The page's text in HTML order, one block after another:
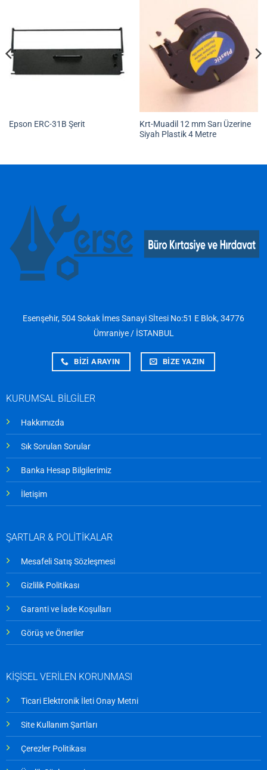
Epson ERC-31B Şerit
Krt-Muadil 12 mm Sarı Üzerine
Siyah Plastik 4 Metre
Esenşehir, 504 Sokak İmes Sanayi Sİtesi No:51 E Blok, 34776
Ümraniye / İSTANBUL
BİZİ ARAYIN BİZE YAZIN
KURUMSAL BİLGİLER
Hakkımızda
Sık Sorulan Sorular
Banka Hesap Bilgilerimiz
İletişim
ŞARTLAR & POLİTİKALAR
Mesafeli Satış Sözleşmesi
Gizlilik Politikası
Garanti ve İade Koşulları
Görüş ve Öneriler
KİŞİSEL VERİLEN KORUNMASI
Ticari Elektronik İleti Onay Metni
Site Kullanım Şartları
Çerezler Politikası